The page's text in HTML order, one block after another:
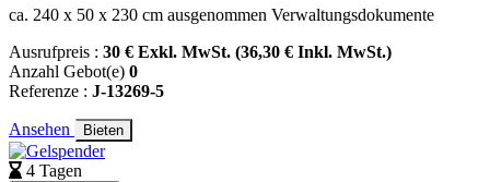
ca. 240 x 50 x 230 cm ausgenommen Verwaltungsdokumente
Ausrufpreis : 30 € Exkl. MwSt. (36,30 € Inkl. MwSt.)
Anzahl Gebot(e) 0
Referenze : J-13269-5
Ansehen Bieten
4 Tagen